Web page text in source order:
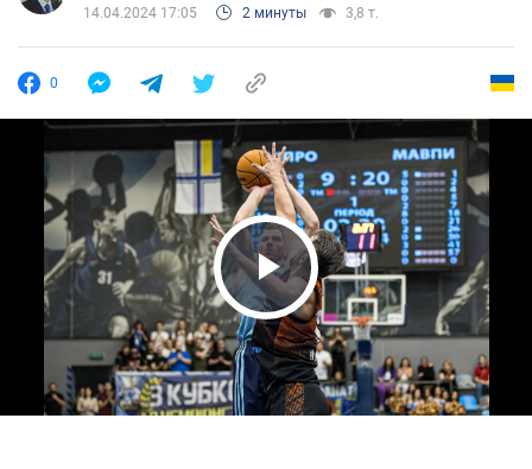
14.04.2024 17:05 2 минуты 3,8 т.
0
Play Video